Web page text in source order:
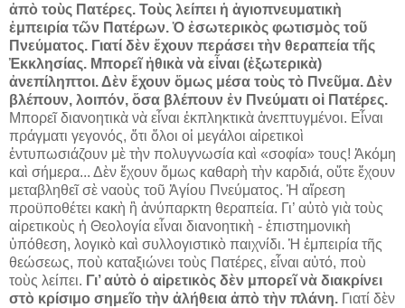
ἀπὸ τοὺς Πατέρες. Τοὺς λείπει ἡ ἁγιοπνευματικὴ
ἐμπειρία τῶν Πατέρων. Ὁ ἐσωτερικὸς φωτισμὸς τοῦ
Πνεύματος. Γιατί δὲν ἔχουν περάσει τὴν θεραπεία τῆς
Ἐκκλησίας. Μπορεῖ ἠθικὰ νὰ εἶναι (ἐξωτερικὰ)
ἀνεπίληπτοι. Δὲν ἔχουν ὅμως μέσα τοὺς τὸ Πνεῦμα. Δὲν
βλέπουν, λοιπόν, ὅσα βλέπουν ἐν Πνεύματι οἱ Πατέρες.
Μπορεῖ διανοητικὰ νὰ εἶναι ἐκπληκτικὰ ἀνεπτυγμένοι. Εἶναι
πράγματι γεγονός, ὅτι ὅλοι οἱ μεγάλοι αἱρετικοὶ
ἐντυπωσιάζουν μὲ τὴν πολυγνωσία καὶ «σοφία» τους! Ἀκόμη
καὶ σήμερα... Δὲν ἔχουν ὅμως καθαρὴ τὴν καρδιά, οὔτε ἔχουν
μεταβληθεῖ σὲ ναοὺς τοῦ Ἁγίου Πνεύματος. Ἡ αἵρεση
προϋποθέτει κακὴ ἢ ἀνύπαρκτη θεραπεία. Γι’ αὐτὸ γιὰ τοὺς
αἱρετικοὺς ἡ Θεολογία εἶναι διανοητικὴ - ἐπιστημονικὴ
ὑπόθεση, λογικὸ καὶ συλλογιστικὸ παιχνίδι. Ἡ ἐμπειρία τῆς
θεώσεως, ποὺ καταξιώνει τοὺς Πατέρες, εἶναι αὐτό, ποὺ
τοὺς λείπει. Γι’ αὐτὸ ὁ αἱρετικὸς δὲν μπορεῖ νὰ διακρίνει
στὸ κρίσιμο σημεῖο τὴν ἀλήθεια ἀπὸ τὴν πλάνη. Γιατί δὲν